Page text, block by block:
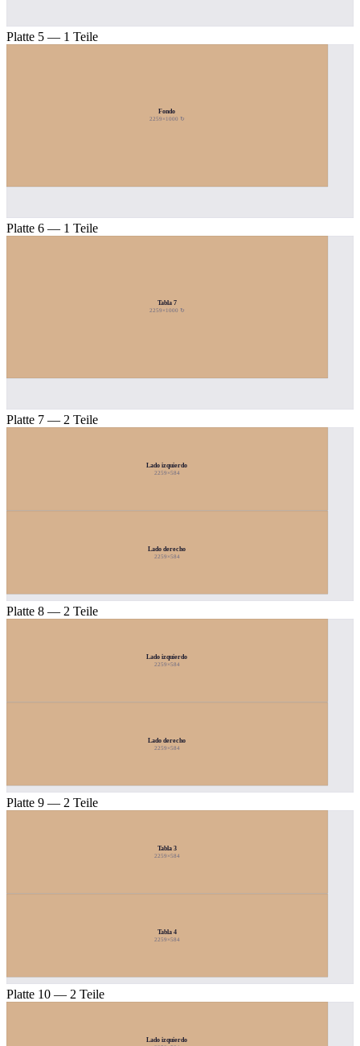
Platte 5 — 1 Teile
Fondo
2259×1000 ↻
Platte 6 — 1 Teile
Tabla 7
2259×1000 ↻
Platte 7 — 2 Teile
Lado izquierdo
2259×584
Lado derecho
2259×584
Platte 8 — 2 Teile
Lado izquierdo
2259×584
Lado derecho
2259×584
Platte 9 — 2 Teile
Tabla 3
2259×584
Tabla 4
2259×584
Platte 10 — 2 Teile
Lado izquierdo